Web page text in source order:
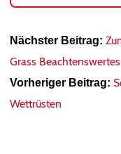
Nächster Beitrag:
Grass
Vorheriger Beitrag:
Wettrüsten